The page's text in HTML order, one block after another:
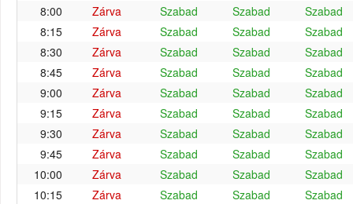
8:00
Zárva Szabad Szabad
Szabad
8:15
Zárva Szabad Szabad
Szabad
8:30
Zárva Szabad Szabad
Szabad
8:45
Zárva Szabad Szabad
Szabad
9:00
Zárva Szabad Szabad
Szabad
9:15
Zárva Szabad Szabad
Szabad
9:30
Zárva Szabad Szabad
Szabad
9:45
Zárva Szabad Szabad
Szabad
10:00
Zárva Szabad Szabad
Szabad
10:15
Zárva Szabad Szabad
Szabad